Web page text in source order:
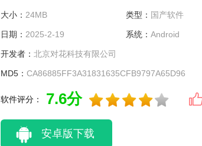
大小： 24MB 类型： 国产软件
日期： 2025-2-19 系统： Android
开发者： 北京对花科技有限公司
MD5： CA86885FF3A31831635CFB9797A65D96
软件评分： 7.6分
安卓版下载